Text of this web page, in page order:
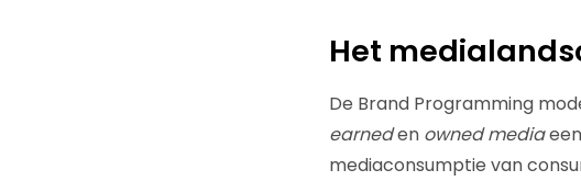
Het
De Brand Programming
earneden owned media
mediaconsumptie van